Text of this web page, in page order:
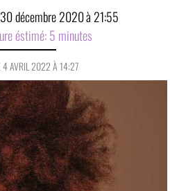
30 décembre 2020à 21:55
éstimé: 5 minutes
4 AVRIL 2022 À 14:27